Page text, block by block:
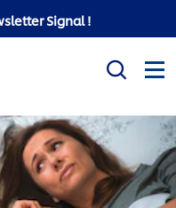
Signal !